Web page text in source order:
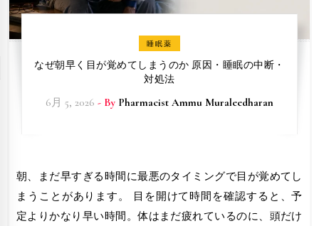
睡眠薬
なぜ朝早く目が覚めてしまうのか 原因・睡眠の中断・
対処法
6月 5, 2026 - By Pharmacist Ammu Muraleedharan
朝、まだ早すぎる時間に最悪のタイミングで目が覚めてし
まうことがあります。 目を開けて時間を確認すると、予
定よりかなり早い時間。体はまだ疲れているのに、頭だけ